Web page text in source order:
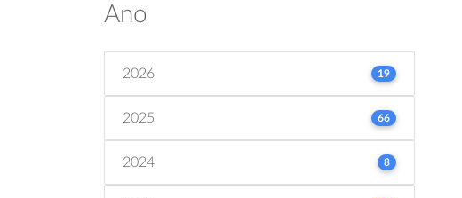
Ano
2026 19
2025 66
2024 8